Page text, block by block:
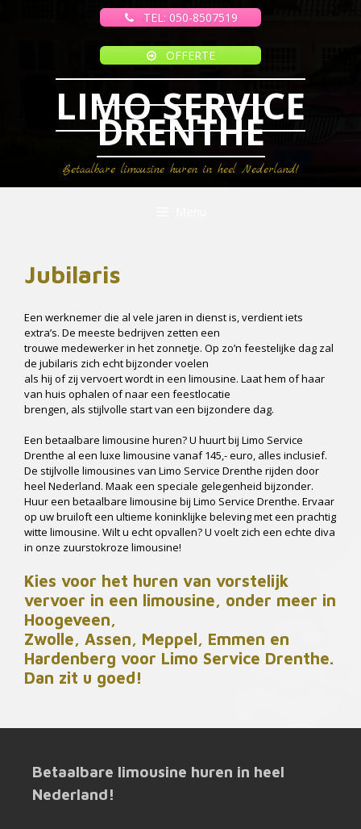
TEL: 050-8507519
OFFERTE
LIMO SERVICE
DRENTHE
Betaalbare limousine huren in heel Nederland!
Jubilaris
Een werknemer die al vele jaren in dienst is, verdient iets
extra’s. De meeste bedrijven zetten een
trouwe medewerker in het zonnetje. Op zo’n feestelijke dag zal
de jubilaris zich echt bijzonder voelen
als hij of zij vervoert wordt in een limousine. Laat hem of haar
van huis ophalen of naar een feestlocatie
brengen, als stijlvolle start van een bijzondere dag.
Een betaalbare limousine huren? U huurt bij Limo Service
Drenthe al een luxe limousine vanaf 145,- euro, alles inclusief.
De stijlvolle limousines van Limo Service Drenthe rijden door
heel Nederland. Maak een speciale gelegenheid bijzonder.
Huur een betaalbare limousine bij Limo Service Drenthe. Ervaar
op uw bruiloft een ultieme koninklijke beleving met een prachtig
witte limousine. Wilt u echt opvallen? U voelt zich een echte diva
in onze zuurstokroze limousine!
Kies voor het huren van vorstelijk
vervoer in een limousine, onder meer in
Hoogeveen,
Zwolle, Assen, Meppel, Emmen en
Hardenberg voor Limo Service Drenthe.
Dan zit u goed!
Betaalbare limousine huren in heel
Nederland!